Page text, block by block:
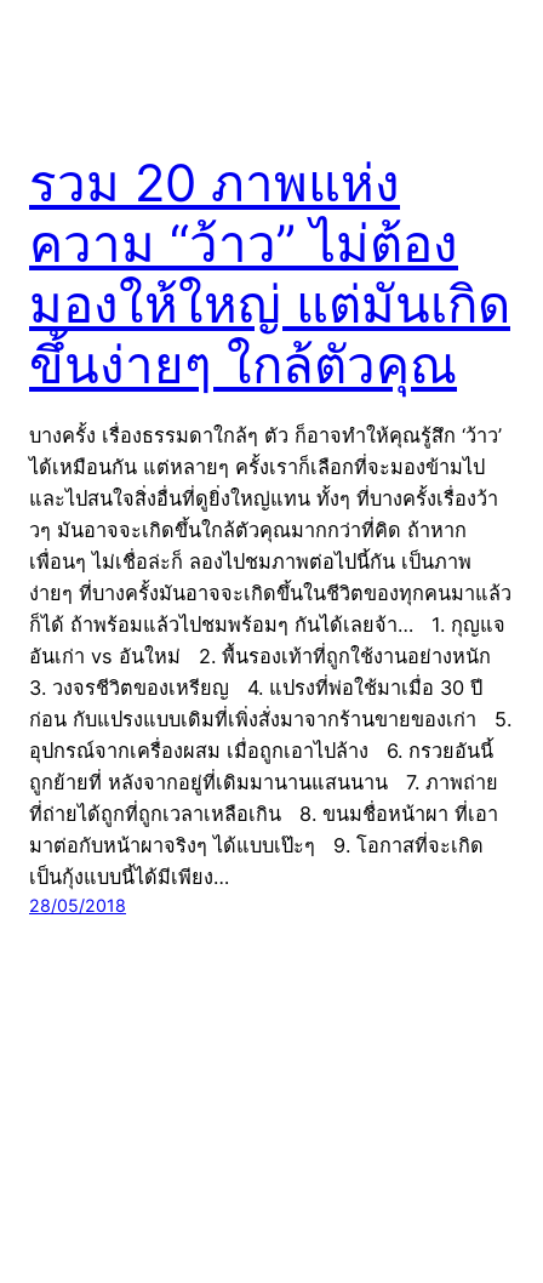
รวม 20 ภาพแห่ง
ความ “ว้าว” ไม่ต้อง
มองให้ใหญ่ แต่มันเกิด
ขึ้นง่ายๆ ใกล้ตัวคุณ
บางครั้ง เรื่องธรรมดาใกล้ๆ ตัว ก็อาจทำให้คุณรู้สึก ‘ว้าว’
ได้เหมือนกัน แต่หลายๆ ครั้งเราก็เลือกที่จะมองข้ามไป
และไปสนใจสิ่งอื่นที่ดูยิ่งใหญ่แทน ทั้งๆ ที่บางครั้งเรื่องว้า
วๆ มันอาจจะเกิดขึ้นใกล้ตัวคุณมากกว่าที่คิด ถ้าหาก
เพื่อนๆ ไม่เชื่อล่ะก็ ลองไปชมภาพต่อไปนี้กัน เป็นภาพ
ง่ายๆ ที่บางครั้งมันอาจจะเกิดขึ้นในชีวิตของทุกคนมาแล้ว
ก็ได้ ถ้าพร้อมแล้วไปชมพร้อมๆ กันได้เลยจ้า… 1. กุญแจ
อันเก่า vs อันใหม่ 2. พื้นรองเท้าที่ถูกใช้งานอย่างหนัก
3. วงจรชีวิตของเหรียญ 4. แปรงที่พ่อใช้มาเมื่อ 30 ปี
ก่อน กับแปรงแบบเดิมที่เพิ่งสั่งมาจากร้านขายของเก่า 5.
อุปกรณ์จากเครื่องผสม เมื่อถูกเอาไปล้าง 6. กรวยอันนี้
ถูกย้ายที่ หลังจากอยู่ที่เดิมมานานแสนนาน 7. ภาพถ่าย
ที่ถ่ายได้ถูกที่ถูกเวลาเหลือเกิน 8. ขนมชื่อหน้าผา ที่เอา
มาต่อกับหน้าผาจริงๆ ได้แบบเป๊ะๆ 9. โอกาสที่จะเกิด
เป็นกุ้งแบบนี้ได้มีเพียง…
28/05/2018